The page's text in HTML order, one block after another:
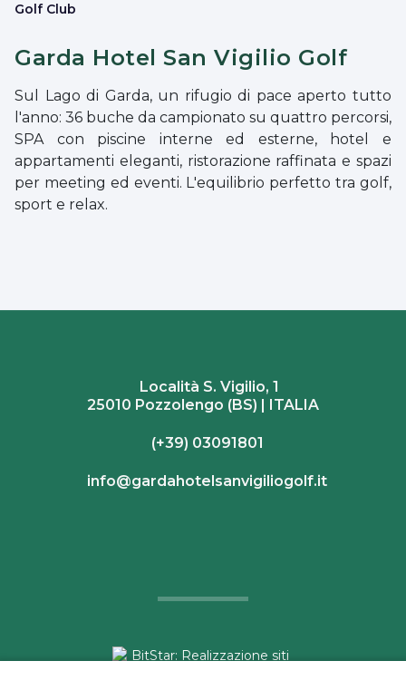
Golf Club
Garda Hotel San Vigilio Golf
Sul Lago di Garda, un rifugio di pace aperto tutto
l'anno: 36 buche da campionato su quattro percorsi,
SPA con piscine interne ed esterne, hotel e
appartamenti eleganti, ristorazione raffinata e spazi
per meeting ed eventi. L'equilibrio perfetto tra golf,
sport e relax.
Località S. Vigilio, 1
25010 Pozzolengo (BS) | ITALIA
(+39) 03091801
info@gardahotelsanvigiliogolf.it